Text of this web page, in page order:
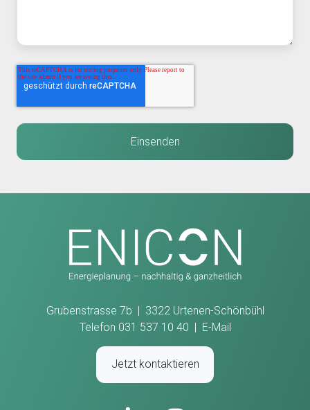
Grubenstrasse 7b | 3322 Urtenen-Schönbühl
Telefon 031 537 10 40 | E-Mail
Jetzt kontaktieren